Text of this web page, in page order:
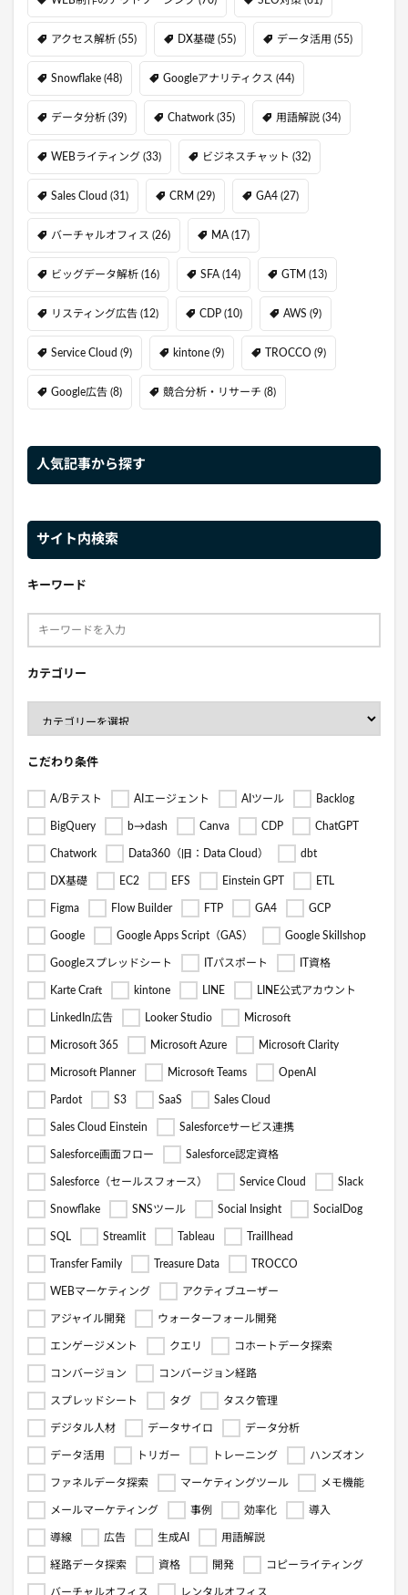
アクセス解析 (55) DX基礎 (55) データ活用 (55)
Snowflake (48) Googleアナリティクス (44)
データ分析 (39) Chatwork (35) 用語解説 (34)
WEBライティング (33) ビジネスチャット (32)
Sales Cloud (31) CRM (29) GA4 (27)
バーチャルオフィス (26) MA (17)
ビッグデータ解析 (16) SFA (14) GTM (13)
リスティング広告 (12) CDP (10) AWS (9)
Service Cloud (9) kintone (9) TROCCO (9)
Google広告 (8) 競合分析・リサーチ (8)
人気記事から探す
サイト内検索
キーワード
カテゴリー
こだわり条件
A/Bテスト AIエージェント AIツール Backlog
BigQuery b→dash Canva CDP ChatGPT
Chatwork Data360（旧：Data Cloud） dbt
DX基礎 EC2 EFS Einstein GPT ETL
Figma Flow Builder FTP GA4 GCP
Google Google Apps Script（GAS） Google Skillshop
Googleスプレッドシート ITパスポート IT資格
Karte Craft kintone LINE LINE公式アカウント
LinkedIn広告 Looker Studio Microsoft
Microsoft 365 Microsoft Azure Microsoft Clarity
Microsoft Planner Microsoft Teams OpenAI
Pardot S3 SaaS Sales Cloud
Sales Cloud Einstein Salesforceサービス連携
Salesforce画面フロー Salesforce認定資格
Salesforce（セールスフォース） Service Cloud Slack
Snowflake SNSツール Social Insight SocialDog
SQL Streamlit Tableau Traillhead
Transfer Family Treasure Data TROCCO
WEBマーケティング アクティブユーザー
アジャイル開発 ウォーターフォール開発
エンゲージメント クエリ コホートデータ探索
コンバージョン コンバージョン経路
スプレッドシート タグ タスク管理
デジタル人材 データサイロ データ分析
データ活用 トリガー トレーニング ハンズオン
ファネルデータ探索 マーケティングツール メモ機能
メールマーケティング 事例 効率化 導入
導線 広告 生成AI 用語解説
経路データ探索 資格 開発 コピーライティング
バーチャルオフィス レンタルオフィス